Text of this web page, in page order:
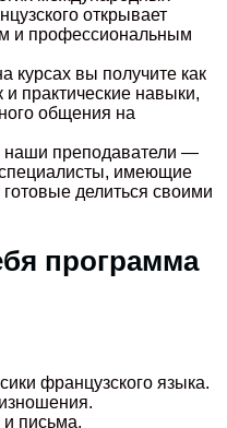
открывает
и профессиональным
курсах вы получите как
и практические навыки,
общения на
преподаватели —
имеющие
делиться своими
программа
французского языка.
и письма.